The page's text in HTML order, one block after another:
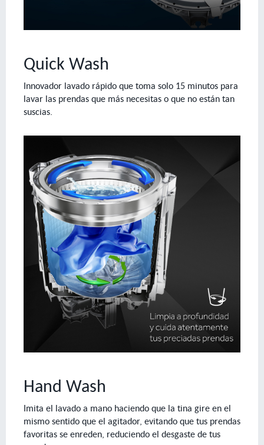
Quick Wash
Innovador lavado rápido que toma solo 15 minutos para
lavar las prendas que más necesitas o que no están tan
suscias.
Hand Wash
Imita el lavado a mano haciendo que la tina gire en el
mismo sentido que el agitador, evitando que tus prendas
favoritas se enreden, reduciendo el desgaste de tus